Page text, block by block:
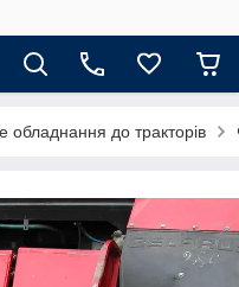
обладнання до тракторів